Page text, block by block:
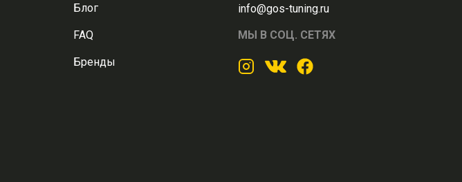
Блог
FAQ
Бренды
info@gos-tuning.ru
МЫ В СОЦ. СЕТЯХ